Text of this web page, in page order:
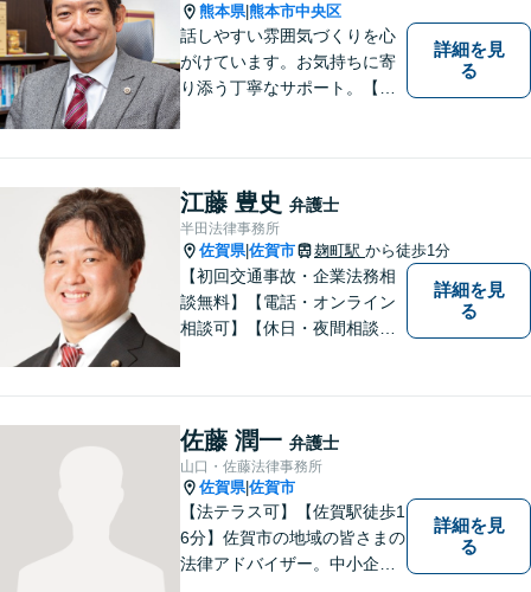
熊本県|熊本市中央区
話しやすい雰囲気づくりを心
がけています。お気持ちに寄
り添う丁寧なサポート。【借
用】証拠集めから手厚くサポ
ート。企業からのご相談も承
ります【交通事故】弁護士費
用特約の利用可【夜間・休日
面談可】
詳細を見
る
江藤 豊史 弁護士
半田法律事務所
佐賀県|佐賀市 麹町駅 から徒歩1分
【初回交通事故・企業法務相
談無料】【電話・オンライン
相談可】【休日・夜間相談
詳細を見
る
佐藤 潤一 弁護士
山口・佐藤法律事務所
佐賀県|佐賀市
【法テラス可】【佐賀駅徒歩1
6分】佐賀市の地域の皆さまの
法律アドバイザー。中小企業
詳細を見
る